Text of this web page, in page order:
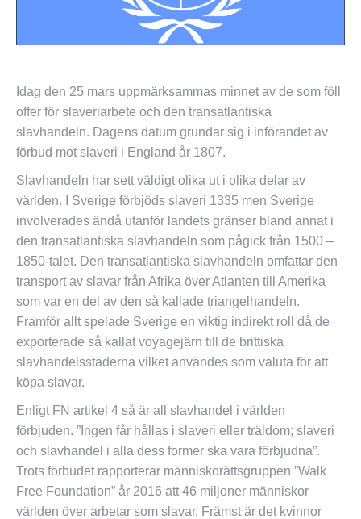
Idag den 25 mars uppmärksammas minnet av de som föll
offer för slaveriarbete och den transatlantiska
slavhandeln. Dagens datum grundar sig i införandet av
förbud mot slaveri i England år 1807.
Slavhandeln har sett väldigt olika ut i olika delar av
världen. I Sverige förbjöds slaveri 1335 men Sverige
involverades ändå utanför landets gränser bland annat i
den transatlantiska slavhandeln som pågick från 1500 –
1850-talet. Den transatlantiska slavhandeln omfattar den
transport av slavar från Afrika över Atlanten till Amerika
som var en del av den så kallade triangelhandeln.
Framför allt spelade Sverige en viktig indirekt roll då de
exporterade så kallat voyagejärn till de brittiska
slavhandelsstäderna vilket användes som valuta för att
köpa slavar.
Enligt FN artikel 4 så är all slavhandel i världen
förbjuden. ”Ingen får hållas i slaveri eller träldom; slaveri
och slavhandel i alla dess former ska vara förbjudna”.
Trots förbudet rapporterar människorättsgruppen ”Walk
Free Foundation” år 2016 att 46 miljoner människor
världen över arbetar som slavar. Främst är det kvinnor